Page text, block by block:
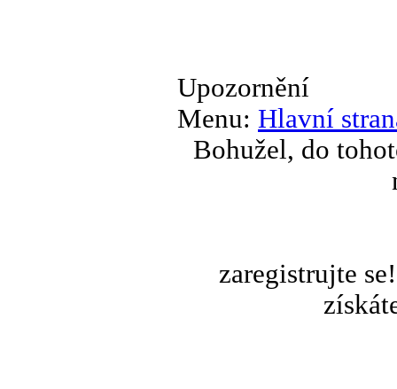
Upozornění
Menu: Hlavní
Bohužel, do
zaregistrujte